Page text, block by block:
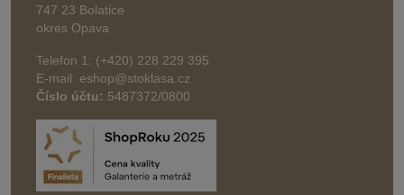
747 23 Bolatice
okres Opava
Telefon 1: (+420) 228 229 395
E-mail: eshop@stoklasa.cz
Číslo účtu: 5487372/0800